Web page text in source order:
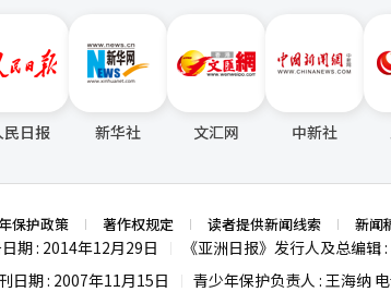
民日报 新华社 文汇网 中新社
保护政策 著作权规定 读者提供新闻线索 新闻
期 : 2014年12月29日 《亚洲日报》发行人及总编辑
日期 : 2007年11月15日 青少年保护负责人 : 王海纳